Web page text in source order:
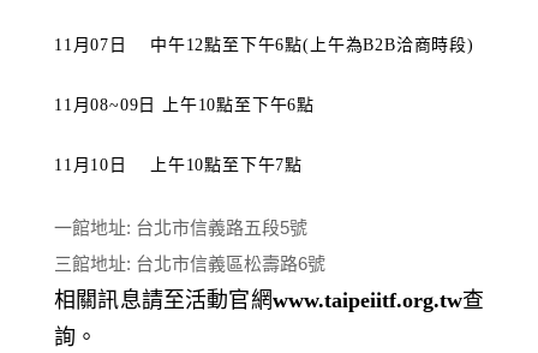
11 月07 日 中午12點至下午6點( 上午為B2B洽商時段)
11 月08~09 日 上午10點至下午6點
11 月 10 日 上午10點至下午7點
一館地址: 台北市信義路五段5號
三館地址: 台北市信義區松壽路6號
相關訊息請至活動官網www.taipeiitf.org.tw查
詢。